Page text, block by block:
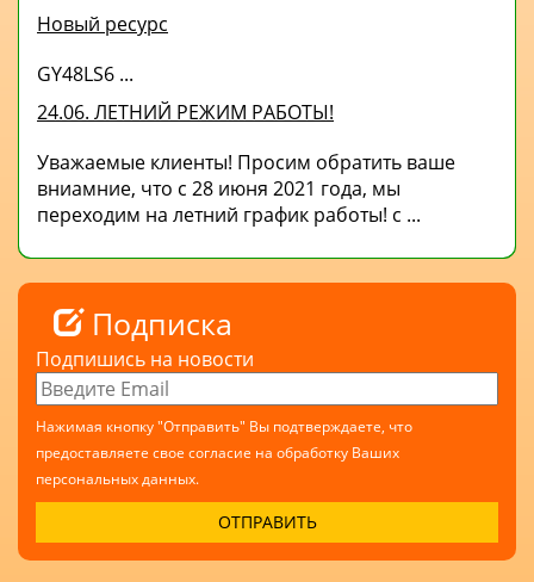
Новый ресурс
GY48LS6 ...
24.06. ЛЕТНИЙ РЕЖИМ РАБОТЫ!
Уважаемые клиенты! Просим обратить ваше
вниамние, что с 28 июня 2021 года, мы
переходим на летний график работы! с ...
Подписка
Подпишись на новости
Нажимая кнопку "Отправить" Вы подтверждаете, что
предоставляете свое согласие на обработку Ваших
персональных данных.